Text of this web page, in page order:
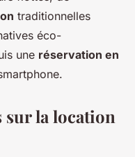
traditionnelles
éco-
une réservation en
sur la location